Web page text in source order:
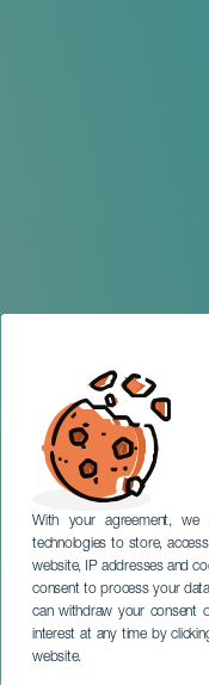
With your agreement,
technologies to store,
website, IP addresses and
consent to process your
can withdraw your consent
interest at any time by
website.
"Double
Perdomo
TENERIFE